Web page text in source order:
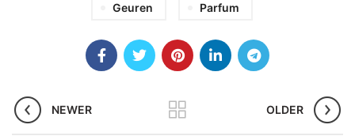
Geuren Parfum
NEWER OLDER